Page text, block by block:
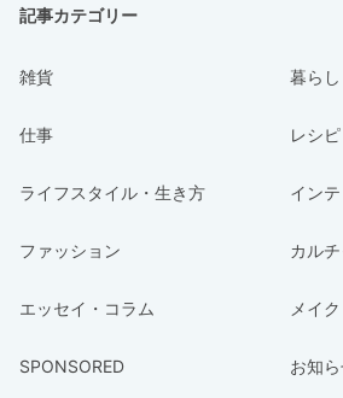
記事カテゴリー
雑貨 暮らし
仕事 レシピ
ライフスタイル・生き方 イン
ファッション カル
エッセイ・コラム メイ
SPONSORED お知